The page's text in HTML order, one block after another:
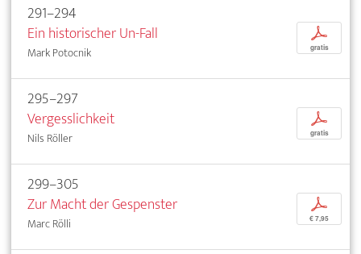
291–294
Ein historischer Un-Fall
Mark Potocnik
p
gratis
295–297
Vergesslichkeit
Nils Röller
p
gratis
299–305
Zur Macht der Gespenster
Marc Rölli
p
€ 7,95